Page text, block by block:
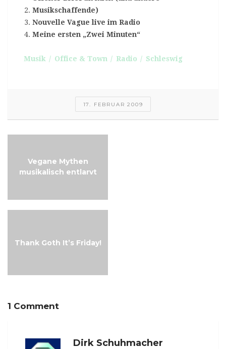
Musikschaffende)
Nouvelle Vague live im Radio
Meine ersten „Zwei Minuten“
Musik Office & Town Radio Schleswig
17. FEBRUAR 2009
Vegane Mythen
musikalisch entlarvt
Thank Goth It’s Friday!
1 Comment
Dirk Schuhmacher